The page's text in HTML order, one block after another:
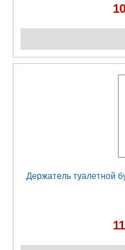
Держатель туалетной